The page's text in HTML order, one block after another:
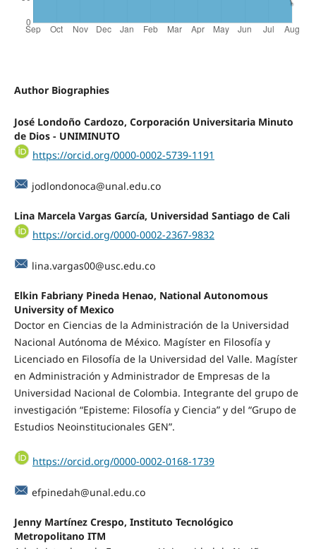
Author Biographies
José Londoño Cardozo, Corporación Universitaria Minuto
de Dios - UNIMINUTO
https://orcid.org/0000-0002-5739-1191
jodlondonoca@unal.edu.co
Lina Marcela Vargas García, Universidad Santiago de Cali
https://orcid.org/0000-0002-2367-9832
lina.vargas00@usc.edu.co
Elkin Fabriany Pineda Henao, National Autonomous
University of Mexico
Doctor en Ciencias de la Administración de la Universidad
Nacional Autónoma de México. Magíster en Filosofía y
Licenciado en Filosofía de la Universidad del Valle. Magíster
en Administración y Administrador de Empresas de la
Universidad Nacional de Colombia. Integrante del grupo de
investigación “Episteme: Filosofía y Ciencia” y del “Grupo de
Estudios Neoinstitucionales GEN”.
https://orcid.org/0000-0002-0168-1739
efpinedah@unal.edu.co
Jenny Martínez Crespo, Instituto Tecnológico
Metropolitano ITM